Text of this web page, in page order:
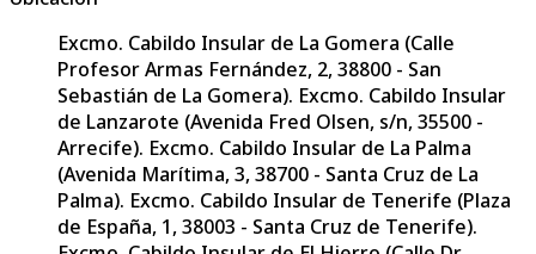
Excmo. Cabildo Insular de La Gomera (Calle
Profesor Armas Fernández, 2, 38800 - San
Sebastián de La Gomera). Excmo. Cabildo Insular
de Lanzarote (Avenida Fred Olsen, s/n, 35500 -
Arrecife). Excmo. Cabildo Insular de La Palma
(Avenida Marítima, 3, 38700 - Santa Cruz de La
Palma). Excmo. Cabildo Insular de Tenerife (Plaza
de España, 1, 38003 - Santa Cruz de Tenerife).